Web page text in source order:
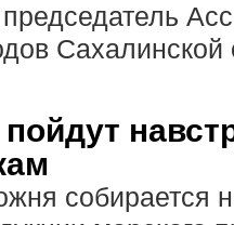
председатель
Сахалинской
собирается